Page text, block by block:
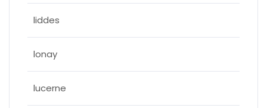
liddes
lonay
lucerne